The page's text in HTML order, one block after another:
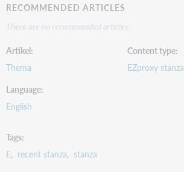
RECOMMENDED ARTICLES
There are no recommended articles.
Artikel
Thema
Content type
EZproxy stanza
Language
English
Tags
E recent stanza stanza